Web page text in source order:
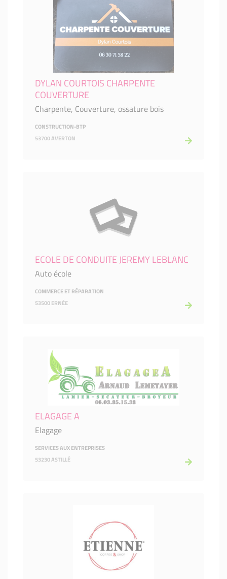
DYLAN COURTOIS CHARPENTE
COUVERTURE
Charpente, Couverture, ossature bois
CONSTRUCTION-BTP
53700 AVERTON
ECOLE DE CONDUITE JEREMY LEBLANC
Auto école
COMMERCE ET RÉPARATION
53500 ERNÉE
ELAGAGE A
Elagage
SERVICES AUX ENTREPRISES
53230 ASTILLÉ